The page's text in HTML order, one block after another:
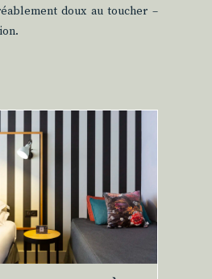
doux au toucher –